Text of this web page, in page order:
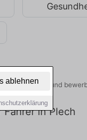
ablehnen
Arbeitgebern und
in Plech